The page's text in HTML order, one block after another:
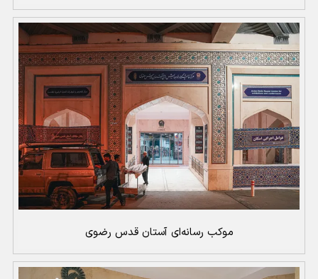
موکب رسانه‌ای آستان قدس رضوی